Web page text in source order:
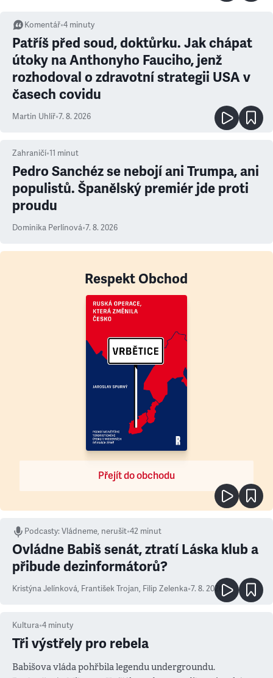
Komentář•4 minuty
Patříš před soud, doktůrku. Jak chápat
útoky na Anthonyho Fauciho, jenž
rozhodoval o zdravotní strategii USA v
časech covidu
Martin Uhlíř•7. 8. 2026
Zahraničí•11 minut
Pedro Sanchéz se nebojí ani Trumpa, ani
populistů. Španělský premiér jde proti
proudu
Dominika Perlínová•7. 8. 2026
Respekt Obchod
Přejít do obchodu
Podcasty:Vládneme, nerušit•42 minut
Ovládne Babiš senát, ztratí Láska klub a
přibude dezinformátorů?
Kristýna Jelínková, František Trojan, Filip Zelenka•7. 8. 2026
Kultura•4 minuty
Tři výstřely pro rebela
Babišova vláda pohřbila legendu undergroundu.